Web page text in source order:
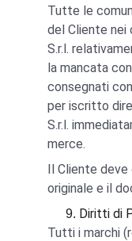
Tutte le
del Cliente nei
S.r.l.
la mancata
consegnati
per iscritto
S.r.l.
merce.
Il Cliente deve
originale e il
Diritti di
Tutti i marchi